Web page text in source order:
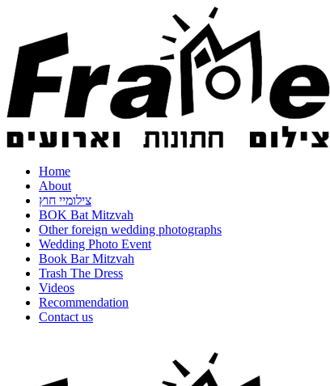
Home
About
צילומיי חוץ
BOK Bat Mitzvah
Other foreign wedding photographs
Wedding Photo Event
Book Bar Mitzvah
Trash The Dress
Videos
Recommendation
Contact us